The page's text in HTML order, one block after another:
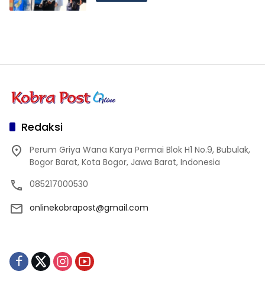
Redaksi
Perum Griya Wana Karya Permai Blok H1 No.9, Bubulak,
Bogor Barat, Kota Bogor, Jawa Barat, Indonesia
085217000530
onlinekobrapost@gmail.com